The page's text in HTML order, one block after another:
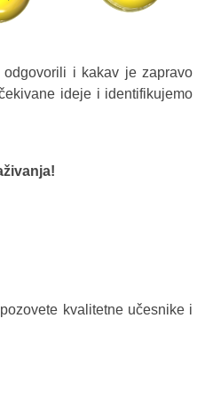
i kakav je zapravo
ideje i identifikujemo
kvalitetne učesnike i